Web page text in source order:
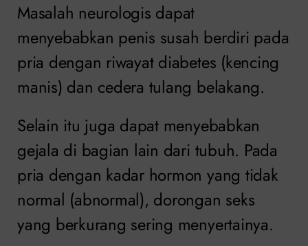
Masalah neurologis dapat
menyebabkan penis susah berdiri pada
pria dengan riwayat diabetes (kencing
manis) dan cedera tulang belakang.
Selain itu juga dapat menyebabkan
gejala di bagian lain dari tubuh. Pada
pria dengan kadar hormon yang tidak
normal (abnormal), dorongan seks
yang berkurang sering menyertainya.